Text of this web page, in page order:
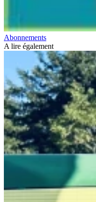
Abonnements
A lire également